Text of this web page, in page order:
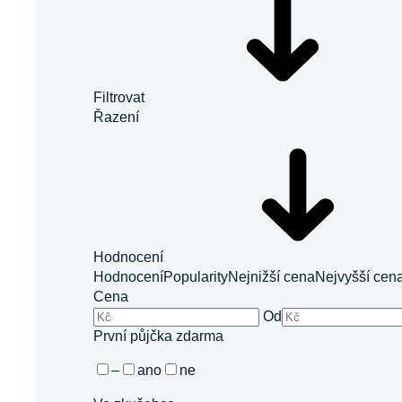
Filtrovat
Řazení
Hodnocení
HodnoceníPopularityNejnižší cenaNejvyšší
Cena
Od
První půjčka zdarma
– ano ne